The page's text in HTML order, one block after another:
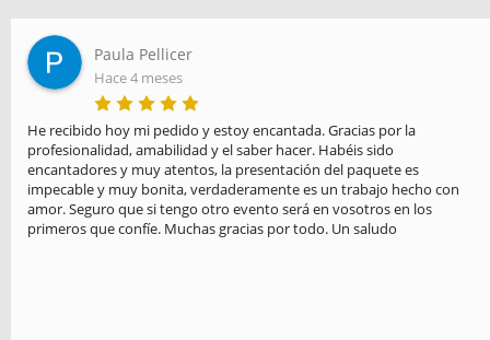
Paula Pellicer
Hace 4 meses
He recibido hoy mi pedido y estoy encantada. Gracias por la
profesionalidad, amabilidad y el saber hacer. Habéis sido
encantadores y muy atentos, la presentación del paquete es
impecable y muy bonita, verdaderamente es un trabajo hecho con
amor. Seguro que si tengo otro evento será en vosotros en los
primeros que confíe. Muchas gracias por todo. Un saludo